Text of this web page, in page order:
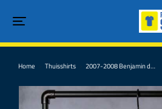
Je bent hier:
Home Thuisshirts 2007-2008 Benjamin d…